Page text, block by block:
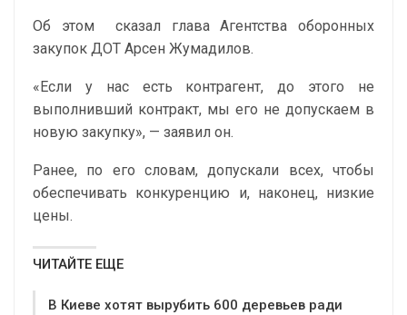
Об этом
сказал глава Агентства оборонных
закупок ДОТ Арсен Жумадилов.
«Если у нас есть контрагент, до этого не
выполнивший контракт, мы его не допускаем в
новую закупку», — заявил он.
Ранее, по его словам, допускали всех, чтобы
обеспечивать конкуренцию и, наконец, низкие
цены.
ЧИТАЙТЕ ЕЩЕ
В Киеве хотят вырубить 600 деревьев ради